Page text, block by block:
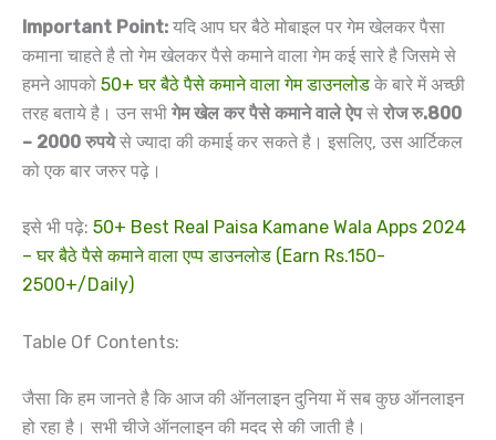
Important Point: यदि आप घर बैठे मोबाइल पर गेम खेलकर पैसा
कमाना चाहते है तो गेम खेलकर पैसे कमाने वाला गेम कई सारे है जिसमे से
हमने आपको 50+ घर बैठे पैसे कमाने वाला गेम डाउनलोड के बारे में अच्छी
तरह बताये है। उन सभी गेम खेल कर पैसे कमाने वाले ऐपसे रोज रु.800
– 2000 रुपयेसे ज्यादा की कमाई कर सकते है। इसलिए, उस आर्टिकल
को एक बार जरुर पढ़े।
इसे भी पढ़े: 50+ Best Real Paisa Kamane Wala Apps 2024
– घर बैठे पैसे कमाने वाला एप्प डाउनलोड (Earn Rs.150-
2500+/Daily)
Table Of Contents:
जैसा कि हम जानते है कि आज की ऑनलाइन दुनिया में सब कुछ ऑनलाइन
हो रहा है। सभी चीजे ऑनलाइन की मदद से की जाती है।